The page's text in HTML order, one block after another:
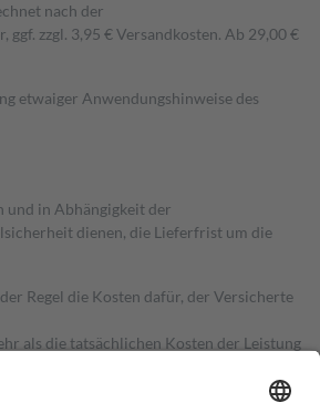
nach der
zzgl. 3,95 € Versandkosten. Ab 29,00 €
etwaiger Anwendungshinweise des
und in Abhängigkeit der
dienen, die Lieferfrist um die
Regel die Kosten dafür, der Versicherte
als die tatsächlichen Kosten der Leistung